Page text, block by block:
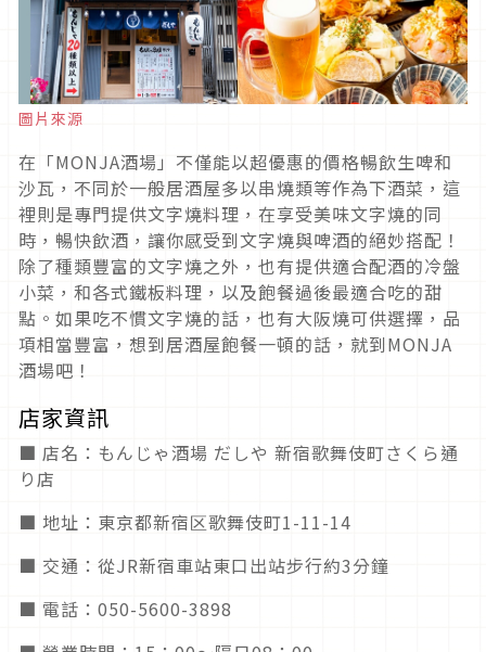
圖片來源
在「MONJA酒場」不僅能以超優惠的價格暢飲生啤和
沙瓦，不同於一般居酒屋多以串燒類等作為下酒菜，這
裡則是專門提供文字燒料理，在享受美味文字燒的同
時，暢快飲酒，讓你感受到文字燒與啤酒的絕妙搭配！
除了種類豐富的文字燒之外，也有提供適合配酒的冷盤
小菜，和各式鐵板料理，以及飽餐過後最適合吃的甜
點。如果吃不慣文字燒的話，也有大阪燒可供選擇，品
項相當豐富，想到居酒屋飽餐一頓的話，就到MONJA
酒場吧！
店家資訊
■ 店名：もんじゃ酒場 だしや 新宿歌舞伎町さくら通
り店
■ 地址：東京都新宿区歌舞伎町1-11-14
■ 交通：從JR新宿車站東口出站步行約3分鐘
■ 電話：050-5600-3898